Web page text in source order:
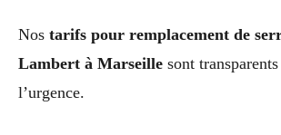
Nos tarifs pour remplacement de
Lambert à Marseille sont
l’urgence.